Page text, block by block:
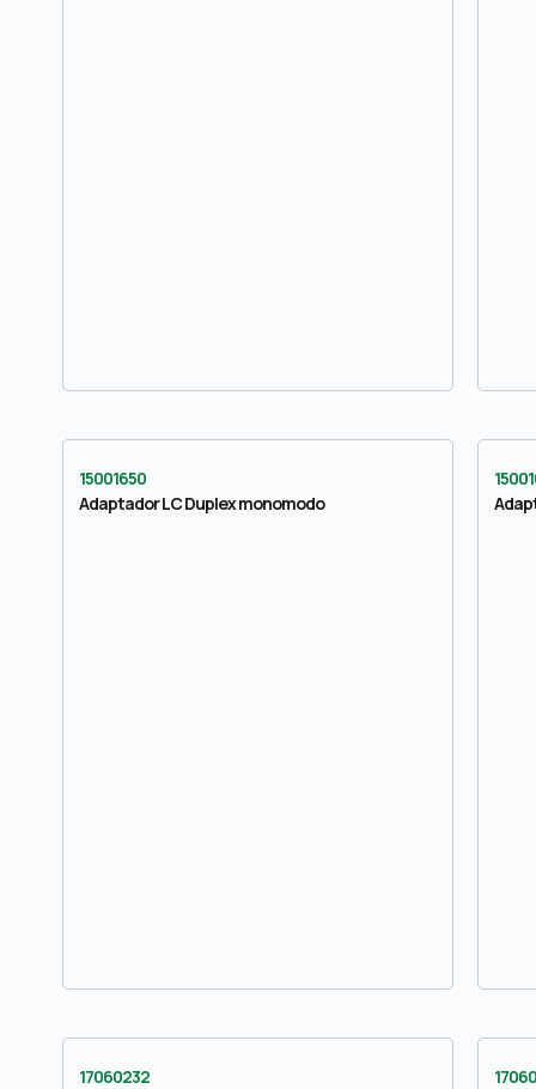
15001650
Adaptador LC Duplex monomodo
17060232